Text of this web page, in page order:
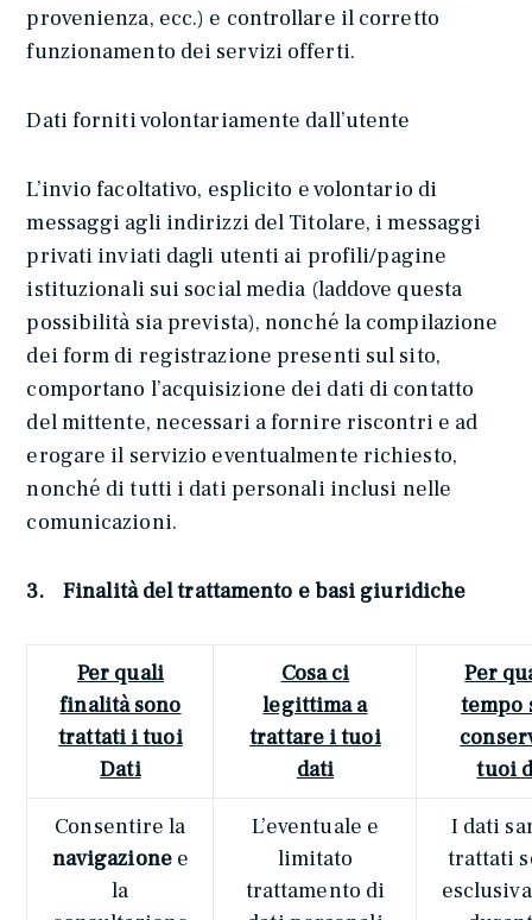
provenienza, ecc.) e controllare il corretto
funzionamento dei servizi offerti.
Dati forniti volontariamente dall’utente
L’invio facoltativo, esplicito e volontario di
messaggi agli indirizzi del Titolare, i messaggi
privati inviati dagli utenti ai profili/pagine
istituzionali sui social media (laddove questa
possibilità sia prevista), nonché la compilazione
dei form di registrazione presenti sul sito,
comportano l’acquisizione dei dati di contatto
del mittente, necessari a fornire riscontri e ad
erogare il servizio eventualmente richiesto,
nonché di tutti i dati personali inclusi nelle
comunicazioni.
3. Finalità del trattamento e basi giuridiche
Per quali
finalità sono
trattati i tuoi
Dati
Cosa ci
legittima a
trattare i tuoi
dati
Per
tempo
tuoi
Consentire la
navigazionee
la
L’eventuale e
limitato
trattamento di
I dati
trattati